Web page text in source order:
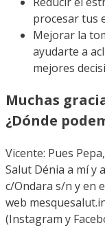
procesar tus
Mejorar la
ayudarte a
mejores
Muchas
¿Dónde
Vicente: Pues
Salut Dénia a mí y
c/Ondara s/n y en
web
(Instagram y